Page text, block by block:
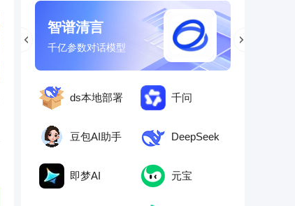
智谱清言
千亿参数对话模型
ds本地部署 千问
豆包AI助手 DeepSeek
即梦AI 元宝